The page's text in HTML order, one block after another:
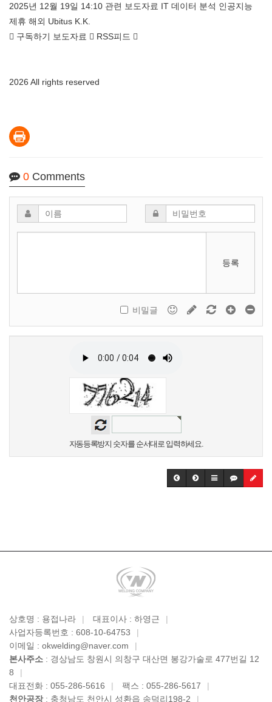
2025년 12월 19일 14:10 관련 보도자료 IT 데이터 분석 인공지능
제휴 해외 Ubitus K.K.
 구독하기 보도자료  RSS피드 
2026 All rights reserved
0 Comments
등록
비밀글
자동등록방지 숫자를 순서대로 입력하세요.
상호명 : 용접나라 | 대표이사 : 하영근
|
사업자등록번호 : 608-10-64753
|
이메일 : okwelding@naver.com
|
본사주소 : 경상남도 창원시 의창구 대산면 봉강가술로 477번길 12
8
|
대표전화 : 055-286-5616
| 팩스 : 055-286-5617
|
천안공장: 충청남도 천안시 성환읍 송덕리198-2 |